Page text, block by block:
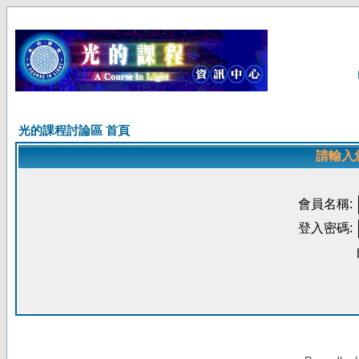
光的課程討論區 首頁
請輸入
會員名稱:
登入密碼: